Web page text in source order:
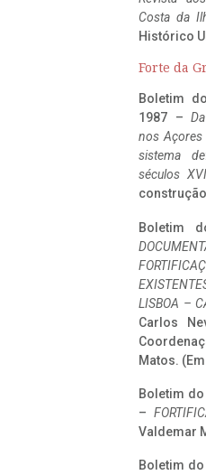
Costa da
Histórico
Forte da
Boletim
1987 –
nos
sistema
séculos
Boletim
LISBOA –
Carlos
Matos.
Boletim do
–
Valdemar
Boletim do